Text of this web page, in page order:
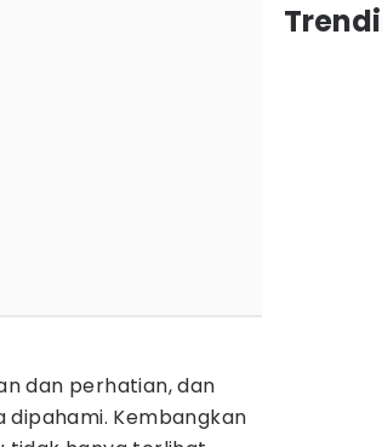
dan perhatian, dan
Kembangkan